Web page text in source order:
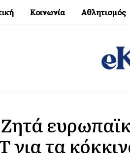
Κοινωνία Αθλητισμός
τα